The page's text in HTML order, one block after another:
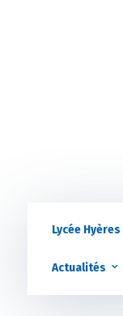
Lycée Hyères
Actualités